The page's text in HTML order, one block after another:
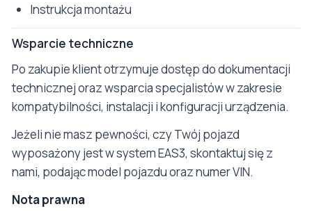
Instrukcja montażu
Wsparcie techniczne
Po zakupie klient otrzymuje dostęp do dokumentacji
technicznej oraz wsparcia specjalistów w zakresie
kompatybilności, instalacji i konfiguracji urządzenia.
Jeżeli nie masz pewności, czy Twój pojazd
wyposażony jest w system EAS3, skontaktuj się z
nami, podając model pojazdu oraz numer VIN.
Nota prawna